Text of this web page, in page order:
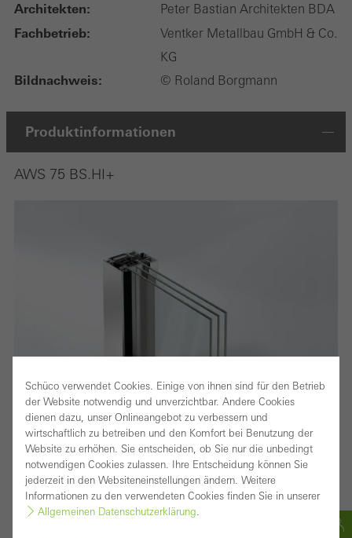
Architekten: Peter Bastian Architekten BDA
Fachbetrieb:
Ventker Metallbau GmbH & Co.
KG
Bildnachweis: © Roland Borgmann
Produktinformationen
AWS 75 BS.HI+
Schüco verwendet Cookies. Einige von ihnen sind für den Betrieb
der Website notwendig und unverzichtbar. Andere Cookies
dienen dazu, unser Onlineangebot zu verbessern und
wirtschaftlich zu betreiben und den Komfort bei Benutzung der
Website zu erhöhen. Sie entscheiden, ob Sie nur die unbedingt
notwendigen Cookies zulassen. Ihre Entscheidung können Sie
jederzeit in den Websiteneinstellungen ändern. Weitere
Informationen zu den verwendeten Cookies finden Sie in unserer
Allgemeinen Datenschutzerklärung.